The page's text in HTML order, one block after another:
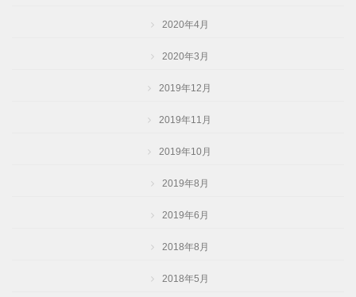
2020年4月
2020年3月
2019年12月
2019年11月
2019年10月
2019年8月
2019年6月
2018年8月
2018年5月